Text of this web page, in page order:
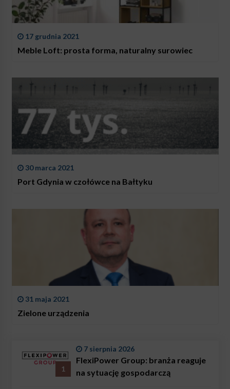
17 grudnia 2021
Meble Loft: prosta forma, naturalny surowiec
30 marca 2021
Port Gdynia w czołówce na Bałtyku
31 maja 2021
Zielone urządzenia
1
7 sierpnia 2026
FlexiPower Group: branża reaguje
na sytuację gospodarczą